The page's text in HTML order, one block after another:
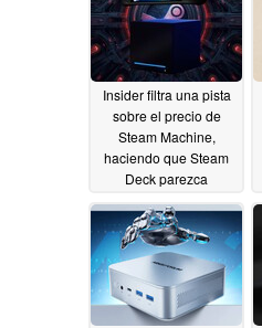
Insider filtra una pista
sobre el precio de
Steam Machine,
haciendo que Steam
Deck parezca
05/28/2026